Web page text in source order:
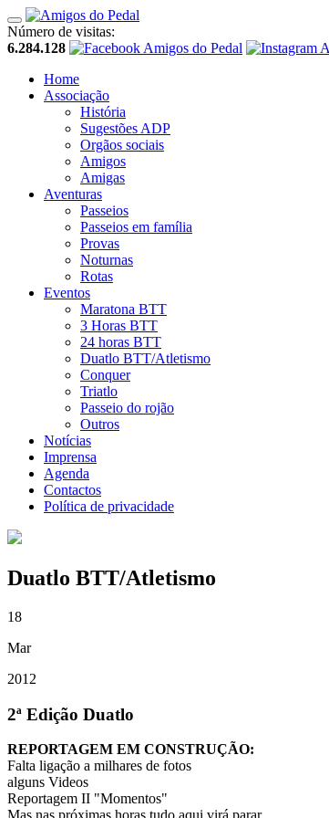
Número de visitas:
6.284.128
Home
Associação
História
Sugestões ADP
Orgãos sociais
Amigos
Amigas
Aventuras
Passeios
Passeios em família
Provas
Noturnas
Rotas
Eventos
Maratona BTT
3 Horas BTT
24 horas BTT
Duatlo BTT/Atletismo
Conquer
Triatlo
Passeio do rojão
Outros
Notícias
Imprensa
Agenda
Contactos
Política de privacidade
Duatlo BTT/Atletismo
18
Mar
2012
2ª Edição Duatlo
REPORTAGEM EM CONSTRUÇÃO:
Falta ligação a milhares de fotos
alguns Videos
Reportagem II "Momentos"